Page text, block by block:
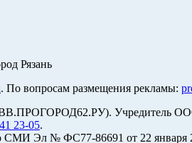
Рязань
. По вопросам размещения рекламы:
Учредитель ООО
23-05.
СМИ Эл № ФС77-86691 от 22